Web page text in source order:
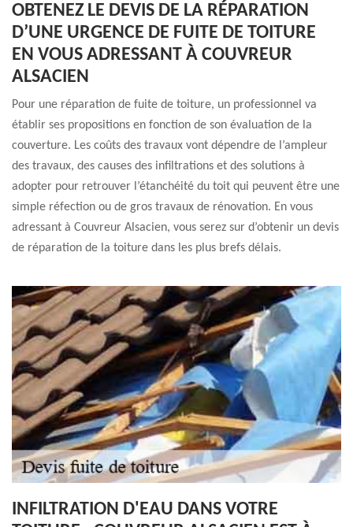
OBTENEZ LE DEVIS DE LA RÉPARATION
D’UNE URGENCE DE FUITE DE TOITURE
EN VOUS ADRESSANT À COUVREUR
ALSACIEN
Pour une réparation de fuite de toiture, un professionnel va
établir ses propositions en fonction de son évaluation de la
couverture. Les coûts des travaux vont dépendre de l’ampleur
des travaux, des causes des infiltrations et des solutions à
adopter pour retrouver l’étanchéité du toit qui peuvent être une
simple réfection ou de gros travaux de rénovation. En vous
adressant à Couvreur Alsacien, vous serez sur d’obtenir un devis
de réparation de la toiture dans les plus brefs délais.
INFILTRATION D'EAU DANS VOTRE